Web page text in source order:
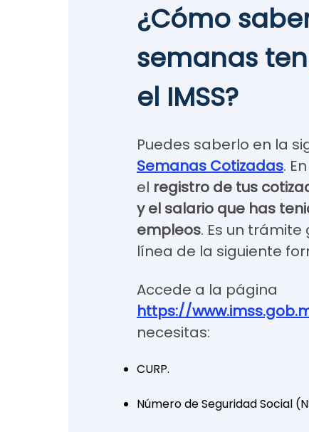
¿Cómo
semanas
el IMSS?
Puedes saberlo en la
Semanas Cotizadas.
el registro de tus
y el salario que has
empleos. Es un
línea de la siguiente
Accede a la página
https://
necesitas:
CURP.
Número de Seguridad Social